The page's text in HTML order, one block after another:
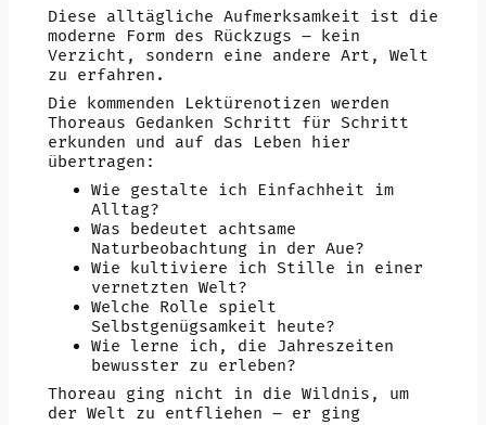
Diese alltägliche Aufmerksamkeit ist die
moderne Form des Rückzugs – kein
Verzicht, sondern eine andere Art, Welt
zu erfahren.
Die kommenden Lektürenotizen werden
Thoreaus Gedanken Schritt für Schritt
erkunden und auf das Leben hier
übertragen:
Wie gestalte ich Einfachheit im
Alltag?
Was bedeutet achtsame
Naturbeobachtung in der Aue?
Wie kultiviere ich Stille in einer
vernetzten Welt?
Welche Rolle spielt
Selbstgenügsamkeit heute?
Wie lerne ich, die Jahreszeiten
bewusster zu erleben?
Thoreau ging nicht in die Wildnis, um
der Welt zu entfliehen – er ging